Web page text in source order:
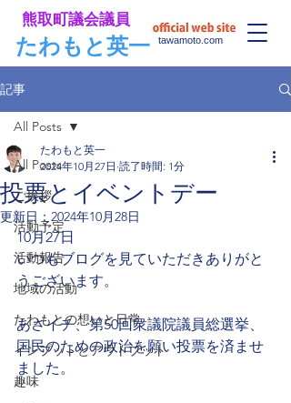
​たわもと英一
​熊取町議会議員
tawamoto.com
記事
All Posts
ご挨拶
活動予定
活動報告
地域の活動
たわもとの想いと日常
インプットとアウトプット
趣味
All Posts
投票とイベントデー
たわもと英一
2024年10月27日 読了時間: 1分
更新日： 2024年10月28日
10月27日
いつもブログを見ていただきありがと
うございます。
あさイチ、第50回衆議院議員総選挙、
国民のための政治を願い投票を済ませ
ました。